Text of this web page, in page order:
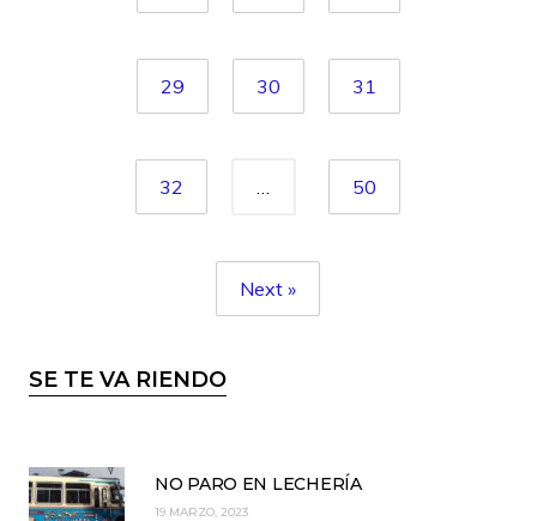
29 30 31
32 50
Next »
SE TE VA RIENDO
NO PARO EN LECHERÍA
19 MARZO, 2023